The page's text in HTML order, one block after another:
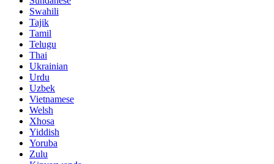
Swahili
Tajik
Tamil
Telugu
Thai
Ukrainian
Urdu
Uzbek
Vietnamese
Welsh
Xhosa
Yiddish
Yoruba
Zulu